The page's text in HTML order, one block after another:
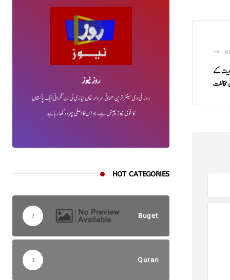
جیت کے
روز نیوز
روز ٹی وی سینئر ترین صحافی سردار خان نیازی کی زیر نگرانی ایک پاکستان
کا قومی نیوز چینل ہے۔ جو اس کا اصلی چہرہ دکھا رہا ہے
HOT CATEGORIES
Buget
7
Quran
3